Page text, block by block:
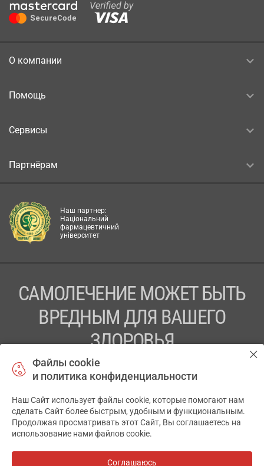
О компании
Помощь
Сервисы
Партнёрам
Наш партнер:
Національний
фармацевтичний
університет
САМОЛЕЧЕНИЕ МОЖЕТ БЫТЬ
ВРЕДНЫМ ДЛЯ ВАШЕГО
ЗДОРОВЬЯ
ПЕРЕД ПРИМЕНЕНИЕМ ПРЕПАРАТА
ПРОКОНСУЛЬТИРУЙТЕСЬ С ВРАЧОМ
ТОВ «АПТЕКА 911.ЮА» Код ЄДРПОУ 43631965.
Отказ от ответственности
АПТЕКА911.ЮА
Файлы cookie
и политика конфиденциальности
Наш Сайт использует файлы cookie, которые помогают нам
сделать Сайт более быстрым, удобным и функциональным.
Продолжая просматривать этот Сайт, Вы соглашаетесь на
использование нами файлов cookie.
Соглашаюсь
✕